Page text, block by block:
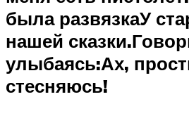
была развязкаУ
нашей
улыбаясь:Ах,
стесняюсь!